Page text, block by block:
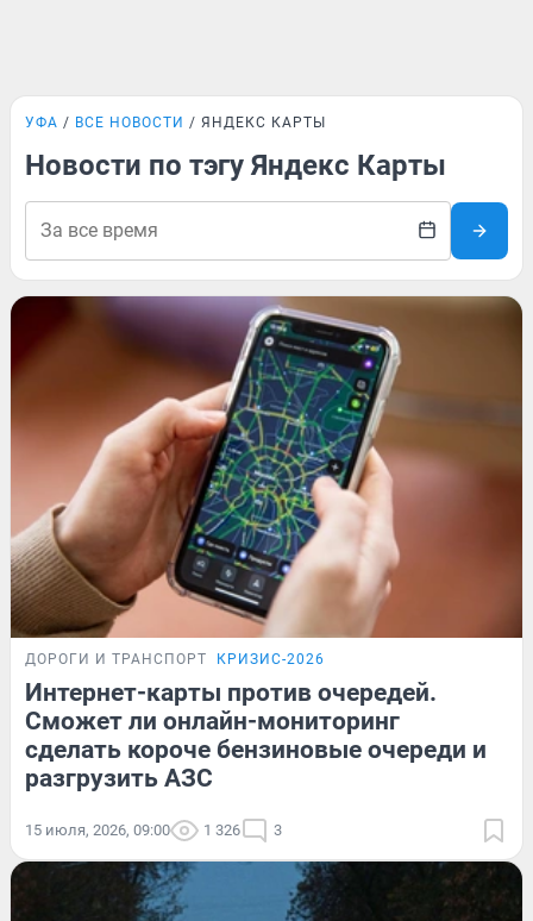
УФА ВСЕ НОВОСТИ ЯНДЕКС КАРТЫ
Новости по тэгу Яндекс Карты
ДОРОГИ И ТРАНСПОРТ КРИЗИС-2026
Интернет-карты против очередей.
Сможет ли онлайн-мониторинг
сделать короче бензиновые очереди и
разгрузить АЗС
15 июля, 2026, 09:00 1 326 3